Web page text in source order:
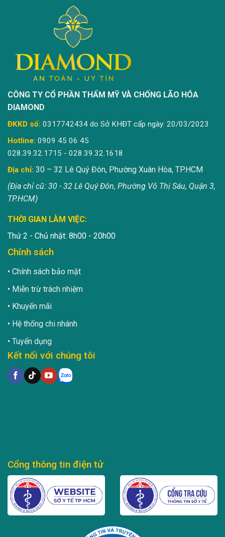
CÔNG TY CỔ PHẦN THẨM MỸ VÀ CHỐNG LÃO HÓA
DIAMOND
ĐKKD số: 0317742434 do Sở KHĐT cấp ngày: 20/03/2023
Hotline: 0909 45 06 45
028.39.32.1715 - 028.39.32.1618
Địa chỉ: 30 – 32 Lê Quý Đôn, Phường Xuân Hòa, TP.HCM
(Địa chỉ cũ: 30 - 32 Lê Quý Đôn, Phường Võ Thị Sáu, Quận 3,
TP.HCM)
THỜI GIAN LÀM VIỆC:
Thứ 2 - Chủ nhật: 8h00 - 20h00
Chính sách
Chính sách bảo mật
Miễn trừ trách nhiệm
Khuyến mãi
Hệ thống chi nhánh
Tuyển dụng
Kết nối với chúng tôi
Cổng thông tin điện tử